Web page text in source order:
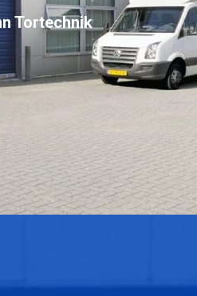
Tortechnik